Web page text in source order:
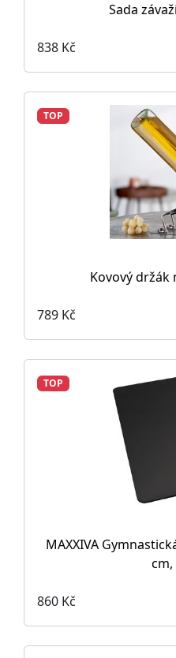
Sada
838 Kč
TOP
Kovový držák
789 Kč
TOP
MAXXIVA
cm,
860 Kč